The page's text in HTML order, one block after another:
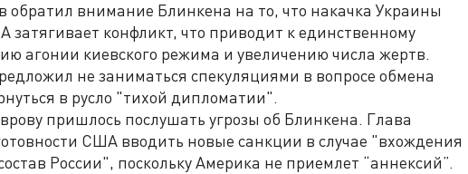
обратил внимание Блинкена на то, что накачка Украины
конфликт, что приводит к единственному
агонии киевского режима и увеличению числа жертв.
не заниматься спекуляциями в вопросе обмена
в русло "тихой дипломатии".
пришлось послушать угрозы об Блинкена. Глава
США вводить новые санкции в случае "вхождения
России", поскольку Америка не приемлет “аннексий”.